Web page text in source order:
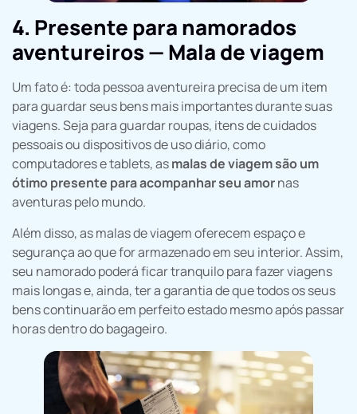
4. Presente para namorados
aventureiros — Mala de viagem
Um fato é: toda pessoa aventureira precisa de um item
para guardar seus bens mais importantes durante suas
viagens. Seja para guardar roupas, itens de cuidados
pessoais ou dispositivos de uso diário, como
computadores e tablets, asmalas de viagem são um
ótimo presente para acompanhar seu amornas
aventuras pelo mundo.
Além disso, as malas de viagem oferecem espaço e
segurança ao que for armazenado em seu interior. Assim,
seu namorado poderá ficar tranquilo para fazer viagens
mais longas e, ainda, ter a garantia de que todos os seus
bens continuarão em perfeito estado mesmo após passar
horas dentro do bagageiro.